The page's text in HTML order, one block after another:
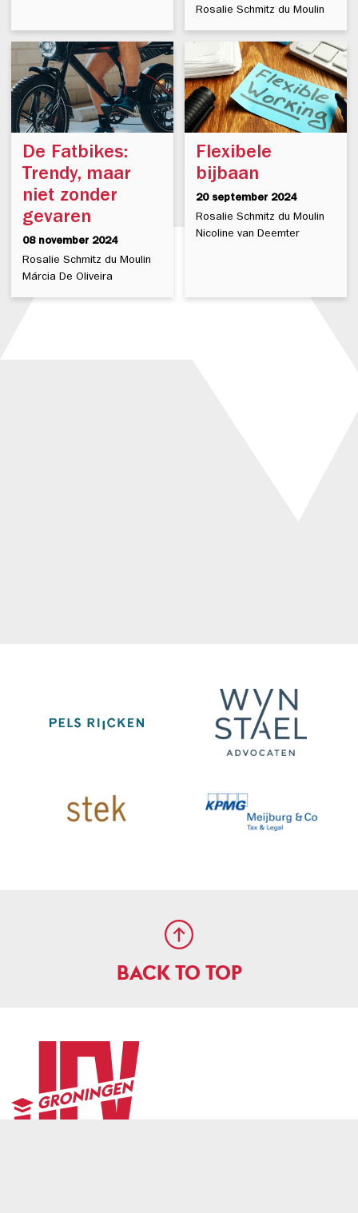
Rosalie Schmitz du Moulin
De Fatbikes:
Trendy, maar
niet zonder
gevaren
08 november 2024
Rosalie Schmitz du Moulin
Márcia De Oliveira
Flexibele
bijbaan
20 september 2024
Rosalie Schmitz du Moulin
Nicoline van Deemter
BACK TO TOP